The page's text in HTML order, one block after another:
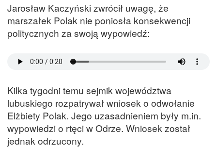
Jarosław Kaczyński zwrócił uwagę, że
marszałek Polak nie poniosła konsekwencji
politycznych za swoją wypowiedź:
Kilka tygodni temu sejmik województwa
lubuskiego rozpatrywał wniosek o odwołanie
Elżbiety Polak. Jego uzasadnieniem były m.in.
wypowiedzi o rtęci w Odrze. Wniosek został
jednak odrzucony.